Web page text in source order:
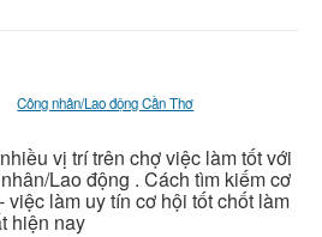
Công nhân/Lao động Cần Thơ
nhiều vị trí trên chợ việc làm tốt với
Lao động . Cách tìm kiếm cơ
làm uy tín cơ hội tốt chốt làm
hiện nay